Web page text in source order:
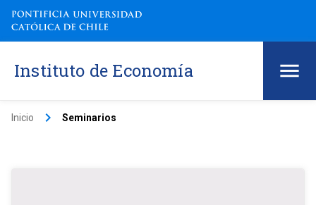
Instituto de Economía
Inicio keyboard_arrow_right Seminarios